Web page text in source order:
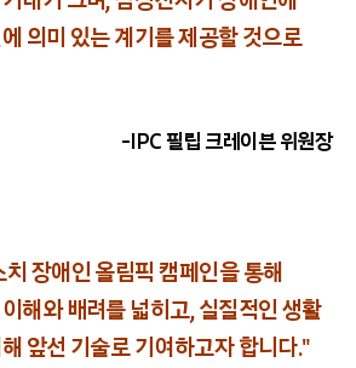
의미 있는 계기를 제공할 것으로
-IPC 필립 크레이븐 위원장
장애인 올림픽 캠페인을 통해
해와 배려를 넓히고, 실질적인 생활
앞선 기술로 기여하고자 합니다."